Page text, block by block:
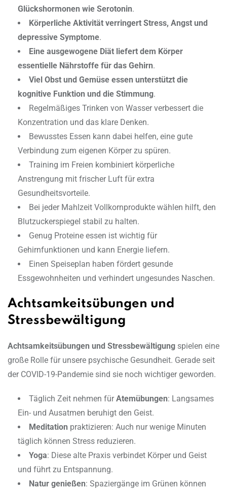
Glückshormonen wie Serotonin.
Körperliche Aktivität verringert Stress, Angst und
depressive Symptome.
Eine ausgewogene Diät liefert dem Körper
essentielle Nährstoffe für das Gehirn.
Viel Obst und Gemüse essen unterstützt die
kognitive Funktion und die Stimmung.
Regelmäßiges Trinken von Wasser verbessert die
Konzentration und das klare Denken.
Bewusstes Essen kann dabei helfen, eine gute
Verbindung zum eigenen Körper zu spüren.
Training im Freien kombiniert körperliche
Anstrengung mit frischer Luft für extra
Gesundheitsvorteile.
Bei jeder Mahlzeit Vollkornprodukte wählen hilft, den
Blutzuckerspiegel stabil zu halten.
Genug Proteine essen ist wichtig für
Gehirnfunktionen und kann Energie liefern.
Einen Speiseplan haben fördert gesunde
Essgewohnheiten und verhindert ungesundes Naschen.
Achtsamkeitsübungen und
Stressbewältigung
Achtsamkeitsübungen und Stressbewältigung spielen eine
große Rolle für unsere psychische Gesundheit. Gerade seit
der COVID-19-Pandemie sind sie noch wichtiger geworden.
Täglich Zeit nehmen fürAtemübungen: Langsames
Ein- und Ausatmen beruhigt den Geist.
Meditation praktizieren: Auch nur wenige Minuten
täglich können Stress reduzieren.
Yoga: Diese alte Praxis verbindet Körper und Geist
und führt zu Entspannung.
Natur genießen: Spaziergänge im Grünen können